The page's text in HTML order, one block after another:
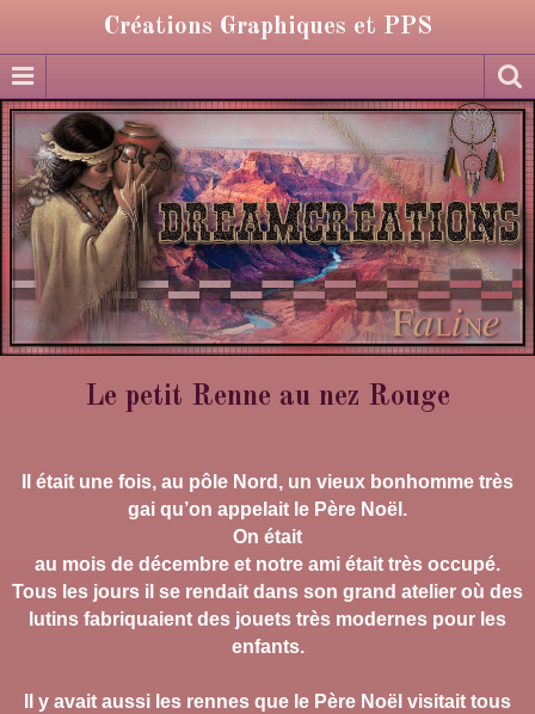
Créations Graphiques et PPS
Le petit Renne au nez Rouge
Il était une fois, au pôle Nord, un vieux bonhomme très
gai qu’on appelait le Père Noël.
On était
au mois de décembre et notre ami était très occupé.
Tous les jours il se rendait dans son grand atelier où des
lutins fabriquaient des jouets très modernes pour les
enfants.
Il y avait aussi les rennes que le Père Noël visitait tous